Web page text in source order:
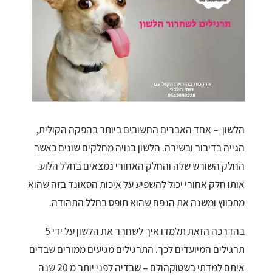
הלשון – אחד האברים החשובים ביותר בהפקה הקולית,
הגייה בדיבור ובשירה. הלשון בנויה מחלקים שונים כאשר
החלק השורש שלה והחלק האחורי נמצאים בחלל הלוע.
אותו חלק אחורי יכול להשפיע על איכות הסאונד בזה שהוא
מתכווץ ומשנה את הנפח שהוא תופס בחלל התהודה.
בהדרכה הזאת תלמדו איך לשחרר את הלשון על ידי 5
תרגילים המיועדים לכך. התרגילים מגיעים ממורים שבדים
איתם למדתי בשטוקהולם – שבדיה לפני יותר מ 20 שנה